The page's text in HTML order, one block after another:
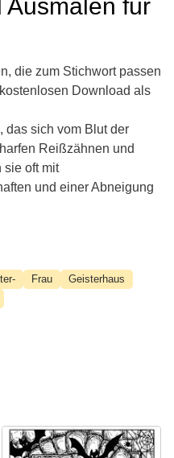
für
die zum Stichwort passen
Download als
das sich vom Blut der
Reißzähnen und
sie oft mit
und einer Abneigung
Frau
Geisterhaus